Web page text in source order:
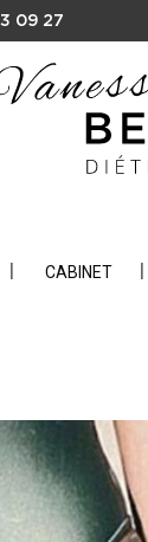
09 27
CABINET